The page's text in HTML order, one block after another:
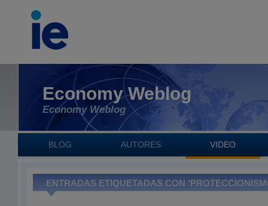
Economy Weblog
Economy Weblog
BLOG AUTORES VIDEO
ENTRADAS ETIQUETADAS CON